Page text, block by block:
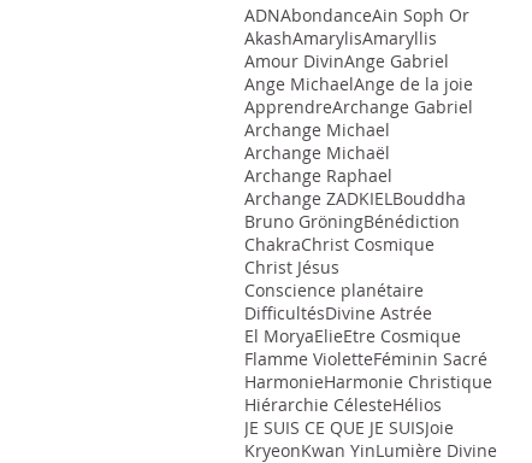
ADNAbondanceAin Soph Or
AkashAmarylisAmaryllis
Amour DivinAnge Gabriel
Ange MichaelAnge de la joie
ApprendreArchange Gabriel
Archange Michael
Archange Michaël
Archange Raphael
Archange ZADKIEL Bouddha
Bruno GröningBénédiction
ChakraChrist Cosmique
Christ Jésus
Conscience planétaire
DifficultésDivine Astrée
El MoryaElieEtre Cosmique
Flamme VioletteFéminin Sacré
HarmonieHarmonie Christique
Hiérarchie CélesteHélios
JE SUIS CE QUE JE SUISJoie
KryeonKwan YinLumière Divine